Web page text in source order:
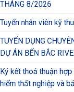
THÁNG 8/2026
Tuyển nhân viên kỹ
TUYỂN DỤNG
DỰ ÁN BẾN BẮC
Ký kết thoả thuận
hiểm thất nghiệp và